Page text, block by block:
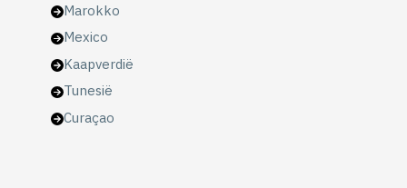
Marokko
Mexico
Kaapverdië
Tunesië
Curaçao